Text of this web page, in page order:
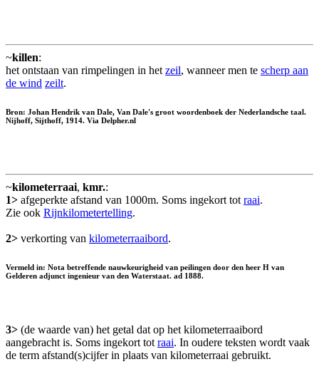
~killen:
het ontstaan van rimpelingen in het zeil, wanneer men te scherp aan
de wind zeilt.
Bron: Johan Hendrik van Dale, Van Dale's groot woordenboek der Nederlandsche taal.
Nijhoff, Sijthoff, 1914. Via Delpher.nl
~kilometerraai, kmr.:
1> afgeperkte afstand van 1000m. Soms ingekort tot raai.
Zie ook Rijnkilometertelling.
2> verkorting van kilometerraaibord.
Vermeld in: Nota betreffende nauwkeurigheid van peilingen door den heer H van
Gelderen adjunct ingenieur van den Waterstaat. ad 1888.
3> (de waarde van) het getal dat op het kilometerraaibord
aangebracht is. Soms ingekort tot raai. In oudere teksten wordt vaak
de term afstand(s)cijfer in plaats van kilometerraai gebruikt.